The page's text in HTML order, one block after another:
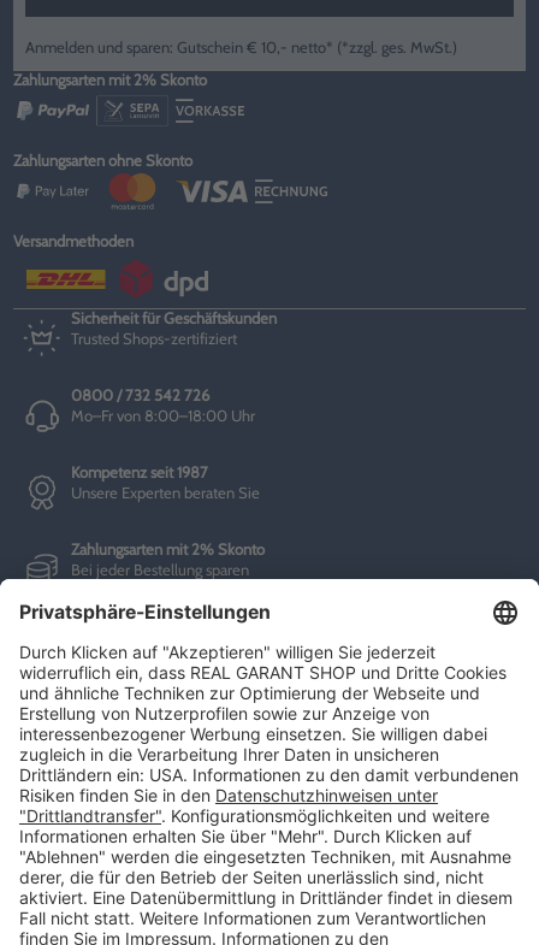
Anmelden und sparen: Gutschein € 10,- netto* (*zzgl. ges. MwSt.)
Zahlungsarten mit 2% Skonto
Zahlungsarten ohne Skonto
Versandmethoden
Sicherheit für Geschäftskunden
Trusted Shops-zertifiziert
0800 / 732 542 726
Mo–Fr von 8:00–18:00 Uhr
Kompetenz seit 1987
Unsere Experten beraten Sie
Zahlungsarten mit 2% Skonto
Bei jeder Bestellung sparen
Informationen
Impressum
Datenschutz
Barrierefreiheitserklärung
Batterierücknahme
Rückgaberecht
Zahlungsarten
Versandkosten und Lieferzeiten
Service
Kunden-Konto
Warenkorb
Merkliste
Neues Kunden-Konto anlegen
Newsletter
Kontakt
FAQs
Über uns